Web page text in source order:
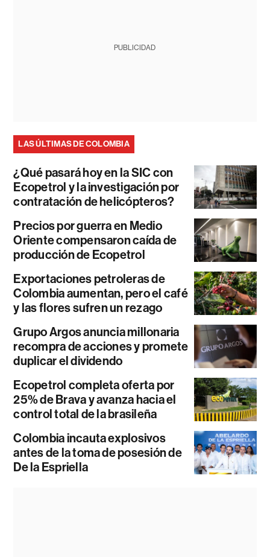
PUBLICIDAD
LAS ÚLTIMAS DE COLOMBIA
¿Qué pasará hoy en la SIC con
Ecopetrol y la investigación por
contratación de helicópteros?
Precios por guerra en Medio
Oriente compensaron caída de
producción de Ecopetrol
Exportaciones petroleras de
Colombia aumentan, pero el café
y las flores sufren un rezago
Grupo Argos anuncia millonaria
recompra de acciones y promete
duplicar el dividendo
Ecopetrol completa oferta por
25% de Brava y avanza hacia el
control total de la brasileña
Colombia incauta explosivos
antes de la toma de posesión de
De la Espriella